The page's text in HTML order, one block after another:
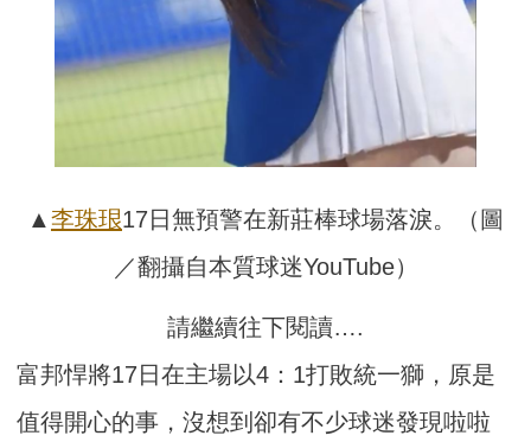
▲ 李珠珢17日無預警在新莊棒球場落淚。（圖
／翻攝自本質球迷YouTube）
請繼續往下閱讀….
富邦悍將17日在主場以4：1打敗統一獅，原是
值得開心的事，沒想到卻有不少球迷發現啦啦